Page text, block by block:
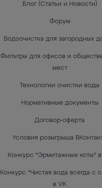
Блог (Статьи и Новости)
Форум
Водоочистка для загородных
Фильтры для офисов и
мест
Технологии очистки воды
Нормативные документы
Договор-оферта
Условия розыгрыша
Конкурс "Эрмитажные коты" в
Конкурс "Чистая вода всегда с
в VK